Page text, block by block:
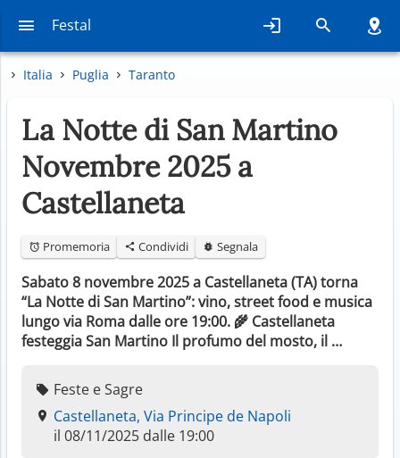
Festal
Italia Puglia Taranto
La Notte di San Martino
Novembre 2025 a
Castellaneta
Promemoria Condividi Segnala
Sabato 8 novembre 2025 a Castellaneta (TA) torna
“La Notte di San Martino”: vino, street food e musica
lungo via Roma dalle ore 19:00. 🌾 Castellaneta
festeggia San Martino Il profumo del mosto, il …
Feste e Sagre
Castellaneta, Via Principe de Napoli
il 08/11/2025 dalle 19:00